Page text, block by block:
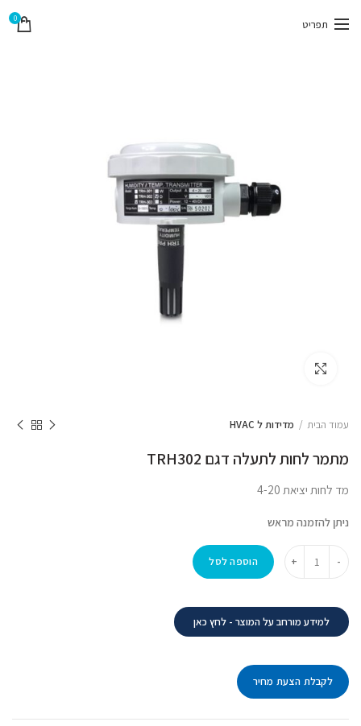
תפריט 0
עמוד הבית מדידות ל HVAC
מתמר לחות לתעלה דגם TRH302
מד לחות יציאת 4-20
ניתן להזמנה מראש
הוספה לסל
למידע מורחב על המוצר - לחץ כאן
לקבלת הצעת מחיר